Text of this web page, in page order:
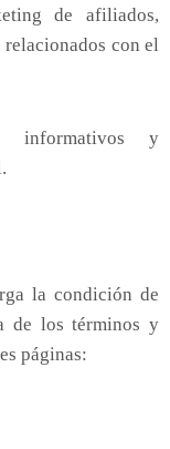
de afiliados,
con el
informativos y
la condición de
de los términos y
páginas: